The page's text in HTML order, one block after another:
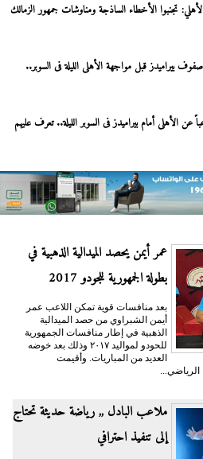
تجنبوا الأخطاء الساذجة ومناوشات جمهور الزمالك
بيراميدز قبل مواجهة الأهلى الليلة فى السوبر..
عمر أيمن يحصد الميدالية الذهبية في
بطولة الجمهورية للجودو 2017
بعد منافسات قوية تمكن اللاعب عمر
أيمن الشبراوي من حصد الميدالية
الذهبية في إطار منافسات الجمهورية
للحودو لمواليد ٢٠١٧ وذلك بعد خوضه
العديد من المباريات. وأقيمت
الرياضي...
ملاعب البادل ,, رياضة حديثة تحتاج
إلى تنفيذ احترافي